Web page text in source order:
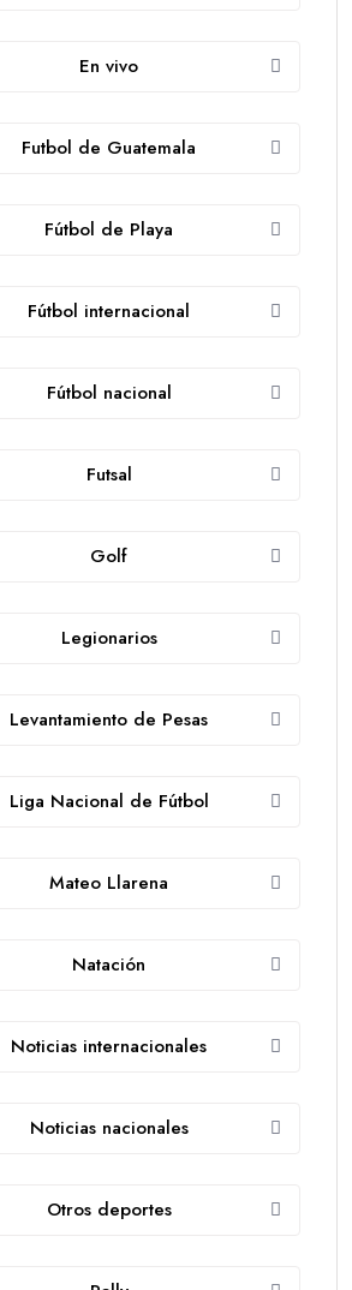
En vivo
Futbol de Guatemala
Fútbol de Playa
Fútbol internacional
Fútbol nacional
Futsal
Golf
Legionarios
Levantamiento de Pesas
Liga Nacional de Fútbol
Mateo Llarena
Natación
Noticias internacionales
Noticias nacionales
Otros deportes